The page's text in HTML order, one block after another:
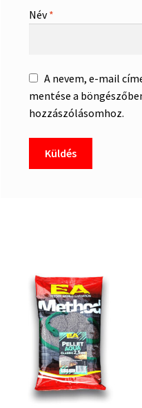
Név*
A nevem, e-mail
mentése a
hozzászólásomhoz.